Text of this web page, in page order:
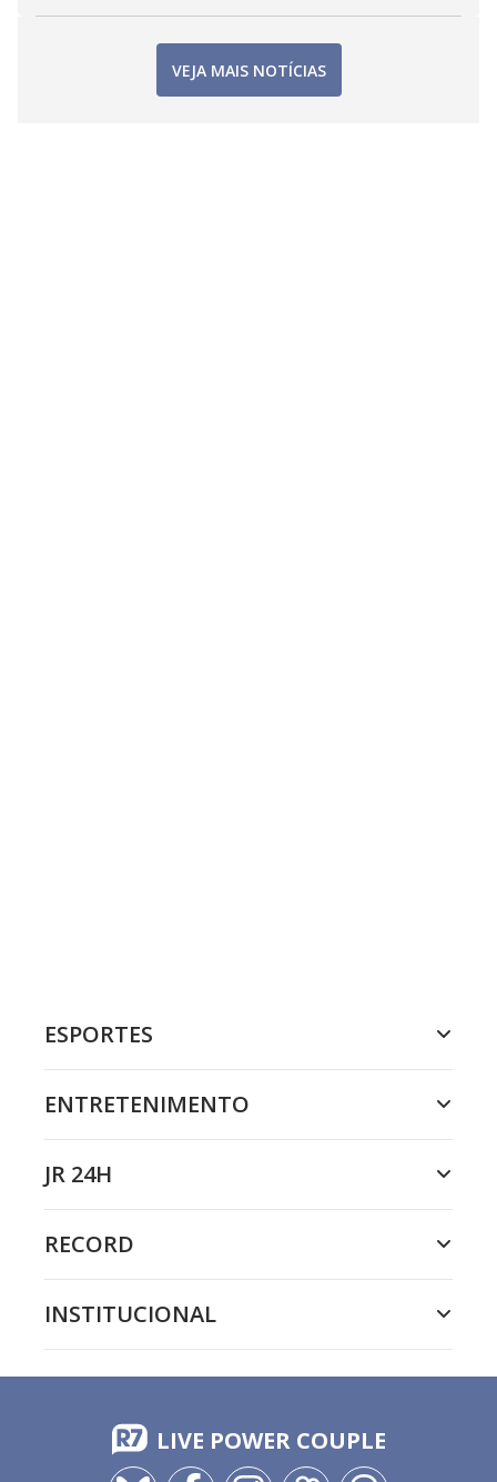
VEJA MAIS NOTÍCIAS
ESPORTES
ENTRETENIMENTO
JR 24H
RECORD
INSTITUCIONAL
LIVE POWER COUPLE